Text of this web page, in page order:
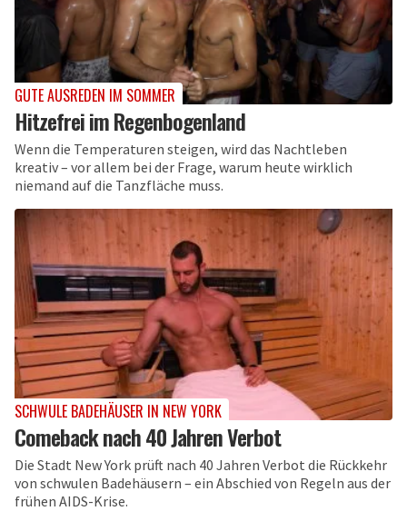
GUTE AUSREDEN IM SOMMER
Hitzefrei im Regenbogenland
Wenn die Temperaturen steigen, wird das Nachtleben
kreativ – vor allem bei der Frage, warum heute wirklich
niemand auf die Tanzfläche muss.
SCHWULE BADEHÄUSER IN NEW YORK
Comeback nach 40 Jahren Verbot
Die Stadt New York prüft nach 40 Jahren Verbot die Rückkehr
von schwulen Badehäusern – ein Abschied von Regeln aus der
frühen AIDS-Krise.